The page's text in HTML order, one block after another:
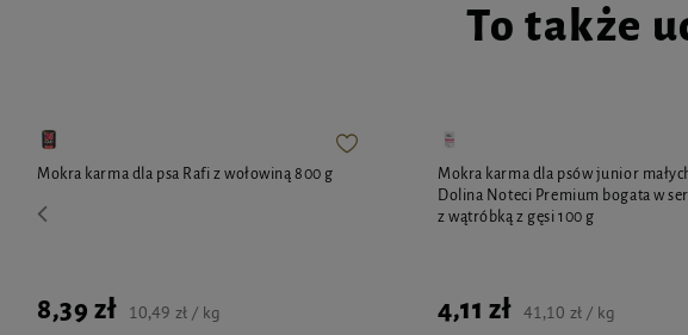
To także
Mokra karma dla psa Rafi z wołowiną 800 g
8,39 zł 10,49 zł / kg
Mokra karma dla psów junior
Dolina Noteci Premium bogata w
z wątróbką z gęsi 100 g
4,11 zł 41,10 zł / kg